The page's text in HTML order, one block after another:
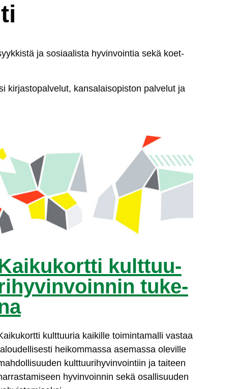
ja so­siaa­lis­ta hy­vin­voin­tia se­kä koet­
kir­jas­to­pal­ve­lut, kan­sa­lai­so­pis­ton pal­ve­lut ja
kult­tuu­
tu­ke­
kult­tuu­ria kai­kil­le toi­min­ta­mal­li vas­taa
hei­kom­mas­sa ase­mas­sa ole­vil­le
kult­tuu­ri­hy­vin­voin­tiin ja tai­teen
hy­vin­voin­nin se­kä osal­li­suu­den